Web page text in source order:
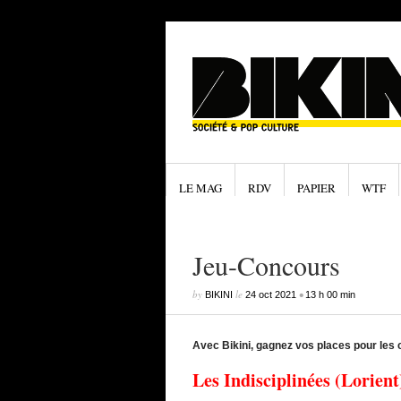
LE MAG RDV PAPIER WTF
Jeu-Concours
by BIKINI le 24 oct 2021• 13 h 00 min
Avec Bikini, gagnez vos places pour les
Les Indisciplinées